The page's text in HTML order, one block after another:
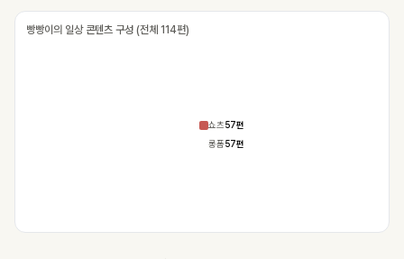
빵빵이의 일상 콘텐츠 구성 (전체 114편)
쇼츠57편
롱폼57편